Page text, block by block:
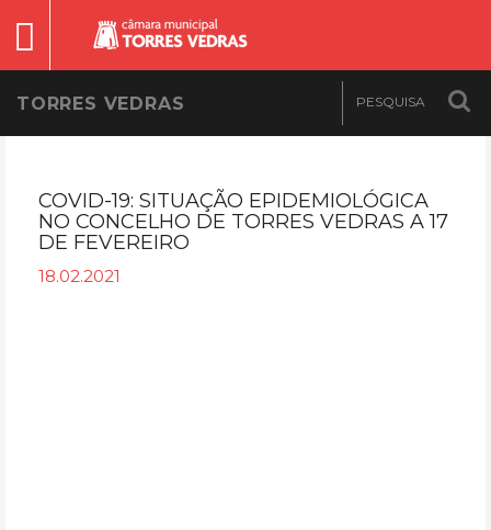
TORRES VEDRAS
COVID-19: SITUAÇÃO EPIDEMIOLÓGICA
NO CONCELHO DE TORRES VEDRAS A 17
DE FEVEREIRO
18.02.2021